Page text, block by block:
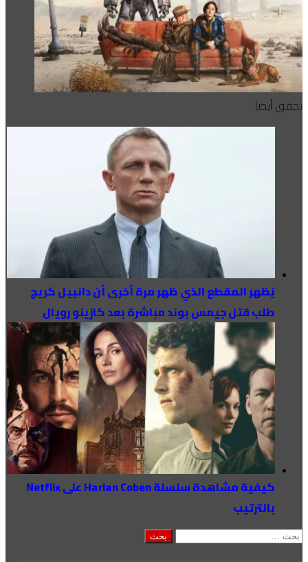
تحقق أيضا
يُظهر المقطع الذي ظهر مرة أخرى أن دانييل كريج
طلب قتل جيمس بوند مباشرة بعد كازينو رويال
كيفية مشاهدة سلسلة Harlan Coben على Netflix
بالترتيب
البحث